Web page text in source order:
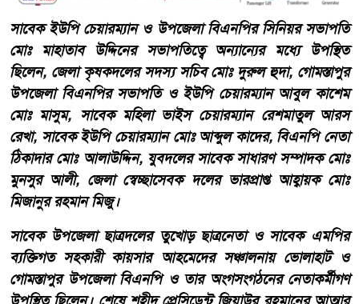
সাবেক ইউপি চেয়ারম্যান ও উপজেলা বিএনপির সিনিয়র সভাপতি
মোঃ মাহাতাব উদ্দিনের সভাপতিত্বে অন্যান্যের মধ্যে উপস্থিত
ছিলেন, জেলা কৃষকদলের সদস্য সচিব মোঃ দুরুল হুদা, গোমস্তাপুর
উপজেলা বিএনপির সভাপতি ও ইউপি চেয়ারম্যান আবুল কাশেম
মোঃ মাসুম, সাবেক মহিলা ভাইস চেয়ারম্যান রেশমাতুল আরস
রেখা, সাবেক ইউপি চেয়ারম্যান মোঃ আব্দুল কাদের, বিএনপি নেতা
ঠিকাদার মোঃ আলাউদ্দিন, যুবদলের সাবেক সাধারণ সম্পাদক মোঃ
মুনসুর আলী, জেলা স্বেচ্ছাসেবক দলের ভারপ্রাপ্ত আহ্বায়ক মোঃ
মিজানুর রহমান মিজু।
সাবেক উপজেলা ছাত্রদলের তুখোড় ছাত্রনেতা ও সাবেক এমপির
ব্যক্তিগত সহকারী কায়সার আহমেদের সঞ্চালনায় ভোলাহাট ও
গোমস্তাপুর উপজেলা বিএনপি ও তার অংগসংগঠনের নেতাকর্মীগণ